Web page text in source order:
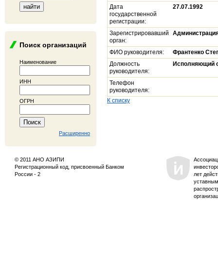
Поиск организаций
Наименование
ИНН
ОГРН
Расширенно
Дата
государственной
регистрации:
27.07.1992
Зарегистрировавший
орган:
ФИО руководителя:
Франтенко
Должность
руководителя:
Исполняющий
Телефон
руководителя:
К списку
© 2011 АНО АЗИПИ
Регистрационный код, присвоенный Банком
России - 2
лет